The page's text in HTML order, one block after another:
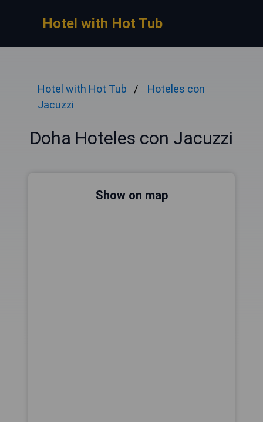
Hotel with Hot Tub
Hotel with Hot Tub
Hoteles con
Jacuzzi
Doha Hoteles con Jacuzzi
Show on map